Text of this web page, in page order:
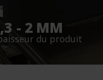
- 2 MM
du produit